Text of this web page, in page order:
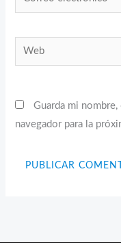
electrónico*
Web
Guarda mi
navegador para la